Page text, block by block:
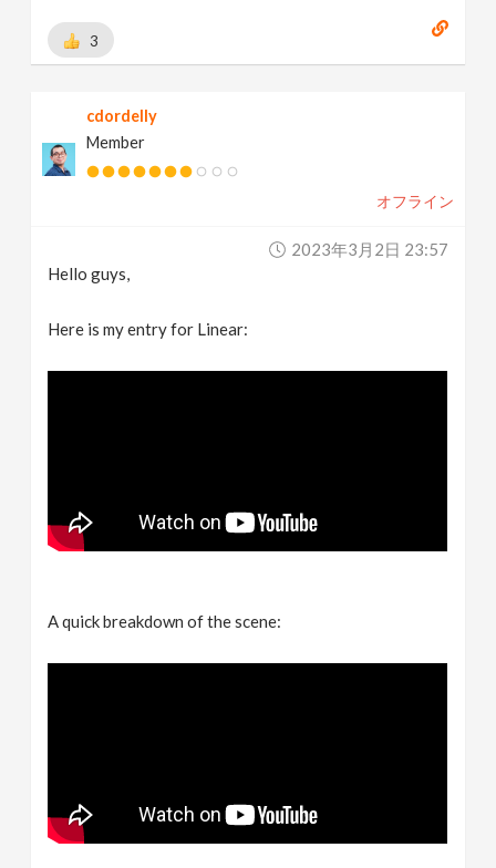
3
cdordelly
Member
オフライン
2023年3月2日 23:57
Hello guys,
Here is my entry for Linear:
A quick breakdown of the scene: